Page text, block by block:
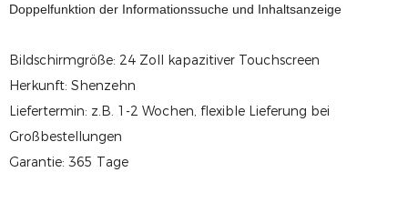
Doppelfunktion der Informationssuche und Inhaltsanzeige
Bildschirmgröße: 24 Zoll kapazitiver Touchscreen
Herkunft: Shenzehn
Liefertermin: z.B. 1-2 Wochen, flexible Lieferung bei
Großbestellungen
Garantie: 365 Tage